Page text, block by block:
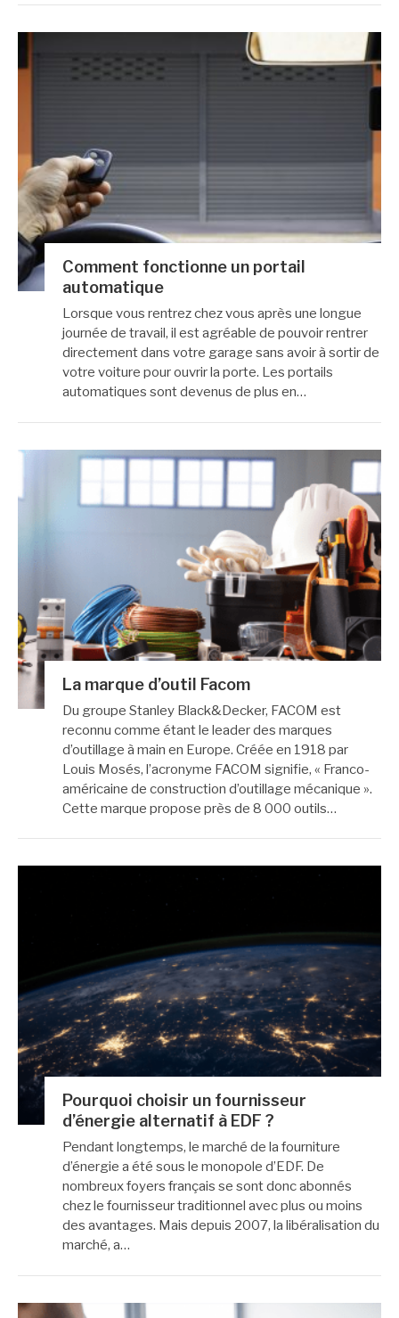
Comment fonctionne un portail
automatique
Lorsque vous rentrez chez vous après une longue
journée de travail, il est agréable de pouvoir rentrer
directement dans votre garage sans avoir à sortir de
votre voiture pour ouvrir la porte. Les portails
automatiques sont devenus de plus en…
La marque d’outil Facom
Du groupe Stanley Black&Decker, FACOM est
reconnu comme étant le leader des marques
d’outillage à main en Europe. Créée en 1918 par
Louis Mosés, l’acronyme FACOM signifie, « Franco-
américaine de construction d’outillage mécanique ».
Cette marque propose près de 8 000 outils…
Pourquoi choisir un fournisseur
d’énergie alternatif à EDF ?
Pendant longtemps, le marché de la fourniture
d’énergie a été sous le monopole d’EDF. De
nombreux foyers français se sont donc abonnés
chez le fournisseur traditionnel avec plus ou moins
des avantages. Mais depuis 2007, la libéralisation du
marché, a…